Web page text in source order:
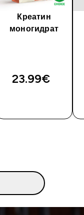
Креатин
моногидрат
23.99€‎